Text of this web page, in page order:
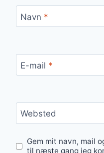
Navn *
E-mail *
Websted
Gem mit navn, mail
til næste gang jeg